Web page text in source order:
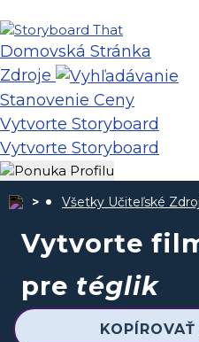
Domovská Stránka
Zdroje
Stanovenie Ceny
Vytvorte Storyboard
Vytvorte Storyboard
Všetky Učiteľské
Vytvorte
pre téglik